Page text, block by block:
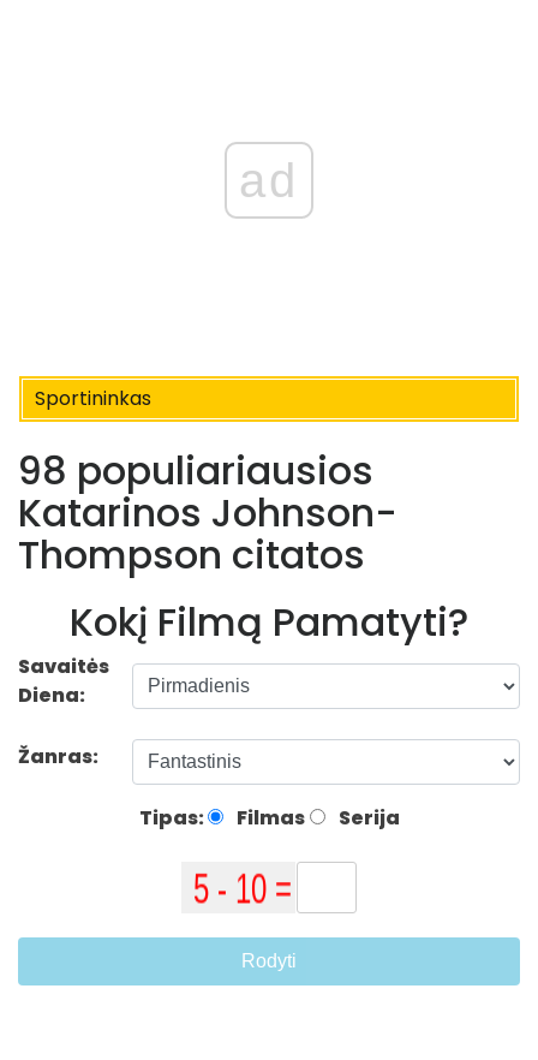
ad
Sportininkas
98 populiariausios
Katarinos Johnson-
Thompson citatos
Kokį Filmą Pamatyti?
Savaitės
Diena:
Žanras:
Tipas: Filmas Serija
Rodyti